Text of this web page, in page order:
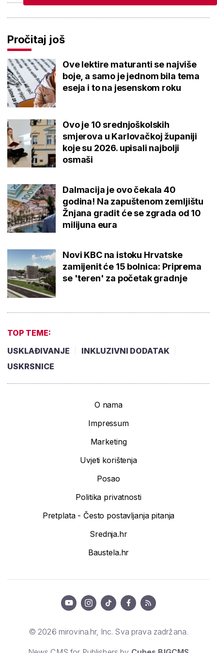
Pročitaj još
Ove lektire maturanti se najviše
boje, a samo je jednom bila tema
eseja i to na jesenskom roku
Ovo je 10 srednjoškolskih
smjerova u Karlovačkoj županiji
koje su 2026. upisali najbolji
osmaši
Dalmacija je ovo čekala 40
godina! Na zapuštenom zemljištu
Žnjana gradit će se zgrada od 10
milijuna eura
Novi KBC na istoku Hrvatske
zamijenit će 15 bolnica: Priprema
se 'teren' za početak gradnje
TOP TEME:
USKLAĐIVANJE
INKLUZIVNI DODATAK
USKRSNICE
O nama
Impressum
Marketing
Uvjeti korištenja
Posao
Politika privatnosti
Pretplata - Često postavljanja pitanja
Srednja.hr
Baustela.hr
© 2026 mirovina.hr, Inc. Sva prava zadržana.